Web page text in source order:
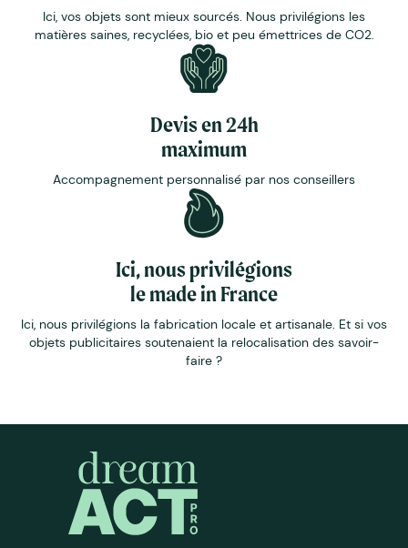
Ici, vos objets sont mieux sourcés. Nous privilégions les
matières saines, recyclées, bio et peu émettrices de CO2.
Devis en 24h
maximum
Accompagnement personnalisé par nos conseillers
Ici, nous privilégions
le made in France
Ici, nous privilégions la fabrication locale et artisanale. Et si vos
objets publicitaires soutenaient la relocalisation des savoir-
faire ?